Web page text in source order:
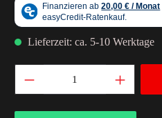
Lieferzeit: ca. 5-10 Werktage